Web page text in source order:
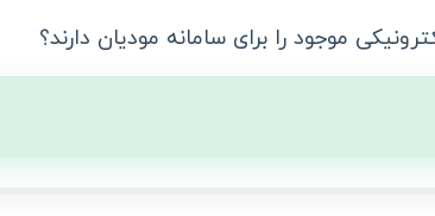
موجود را برای سامانه مودیان دارند؟